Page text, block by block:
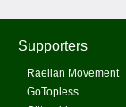
Supporters
Raelian Movement
GoTopless